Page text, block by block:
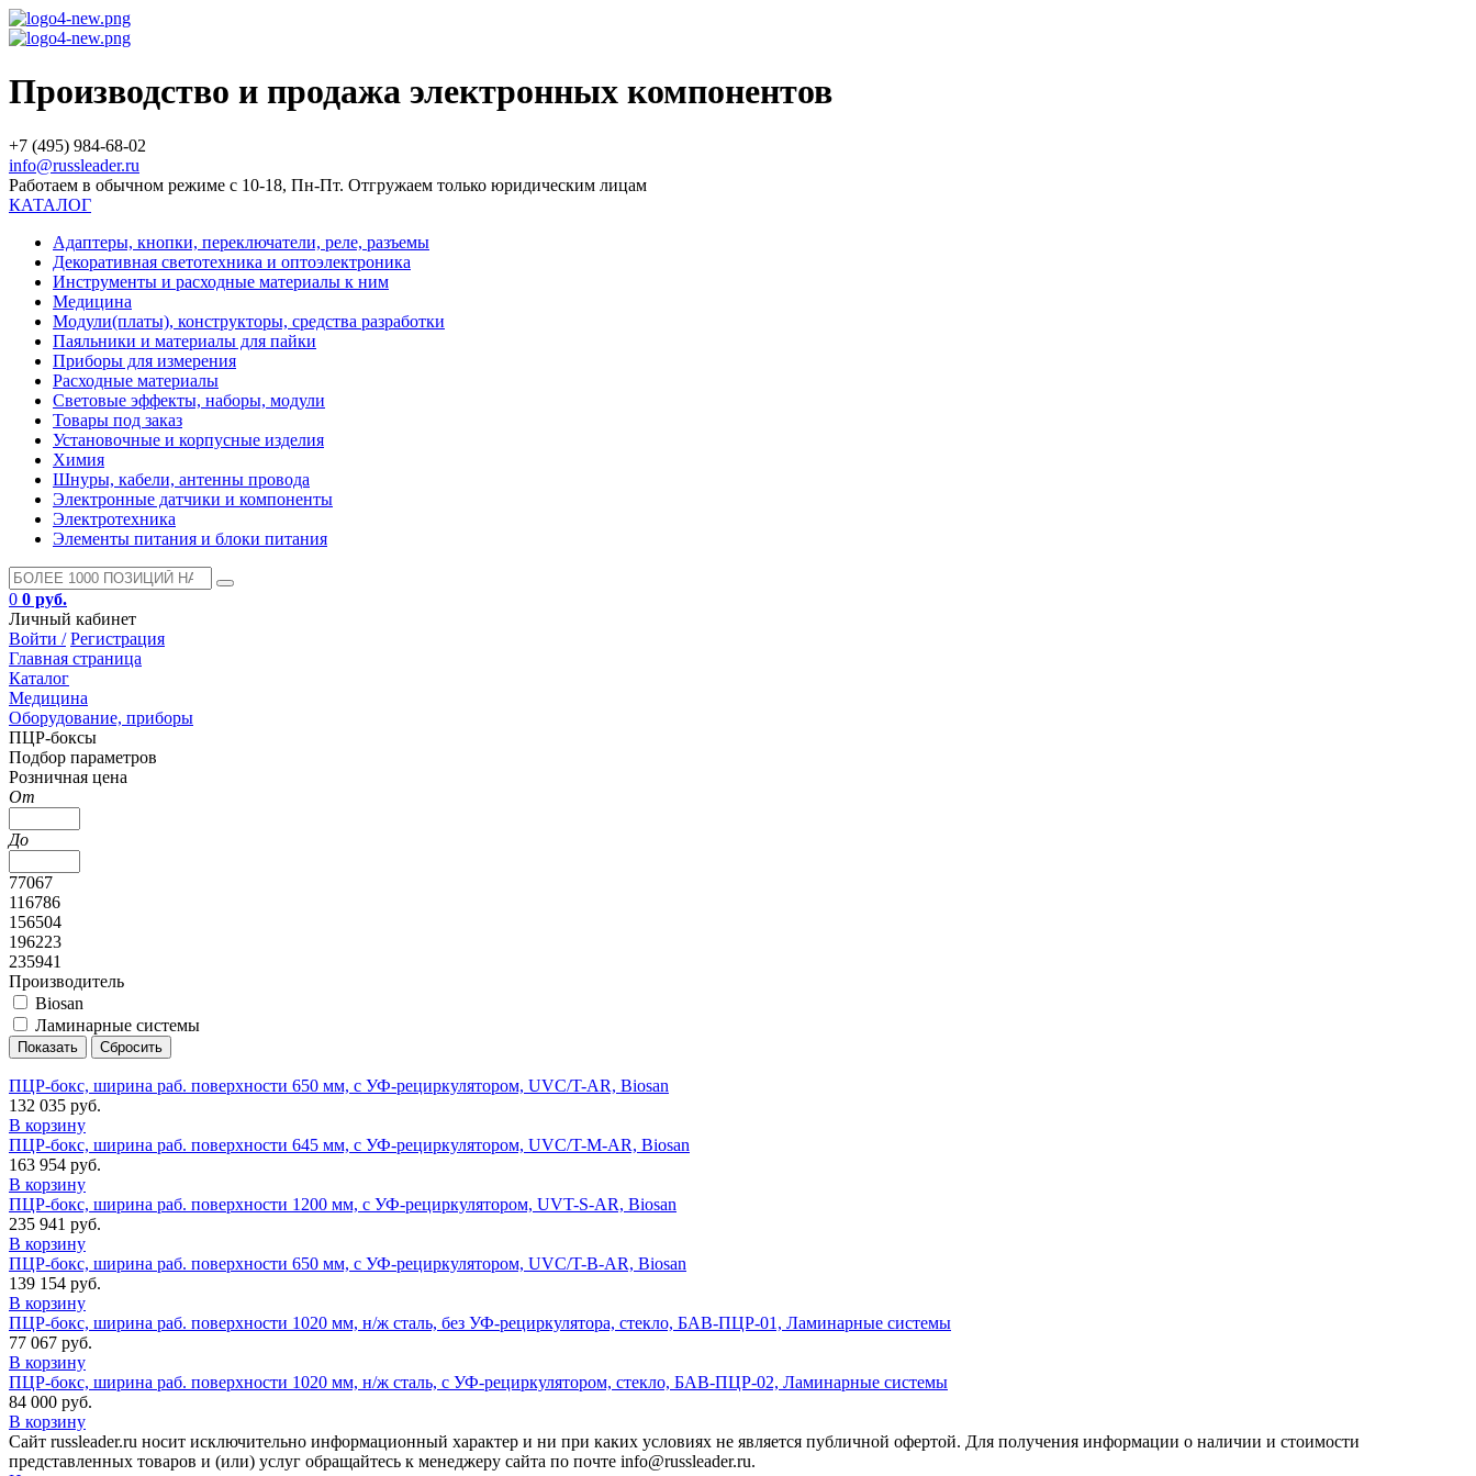
Производство и продажа электронных компонентов
+7 (495) 984-68-02
info@russleader.ru
Работаем в обычном режиме с 10-18, Пн-Пт. Отгружаем только юридическим лицам
КАТАЛОГ
Адаптеры, кнопки, переключатели, реле, разъемы
Декоративная светотехника и оптоэлектроника
Инструменты и расходные материалы к ним
Медицина
Модули(платы), конструкторы, средства разработки
Паяльники и материалы для пайки
Приборы для измерения
Расходные материалы
Световые эффекты, наборы, модули
Товары под заказ
Установочные и корпусные изделия
Химия
Шнуры, кабели, антенны провода
Электронные датчики и компоненты
Электротехника
Элементы питания и блоки питания
0 0 руб.
Личный кабинет
Войти / Регистрация
Главная страница
Каталог
Медицина
Оборудование, приборы
ПЦР-боксы
Подбор параметров
Розничная цена
От
До
77067
116786
156504
196223
235941
Производитель
Biosan
Ламинарные системы
ПЦР-бокс, ширина раб. поверхности 650 мм, с УФ-рециркулятором, UVC/T-AR, Biosan
132 035 руб.
В корзину
ПЦР-бокс, ширина раб. поверхности 645 мм, с УФ-рециркулятором, UVC/T-M-AR, Biosan
163 954 руб.
В корзину
ПЦР-бокс, ширина раб. поверхности 1200 мм, с УФ-рециркулятором, UVT-S-AR, Biosan
235 941 руб.
В корзину
ПЦР-бокс, ширина раб. поверхности 650 мм, с УФ-рециркулятором, UVC/T-B-AR, Biosan
139 154 руб.
В корзину
ПЦР-бокс, ширина раб. поверхности 1020 мм, н/ж сталь, без УФ-рециркулятора, стекло, БАВ-ПЦР-01, Ламинарные системы
77 067 руб.
В корзину
ПЦР-бокс, ширина раб. поверхности 1020 мм, н/ж сталь, с УФ-рециркулятором, стекло, БАВ-ПЦР-02, Ламинарные системы
84 000 руб.
В корзину
Сайт russleader.ru носит исключительно информационный характер и ни при каких условиях не является публичной офертой. Для получения информации о наличии и стоимости
представленных товаров и (или) услуг обращайтесь к менеджеру сайта по почте info@russleader.ru.